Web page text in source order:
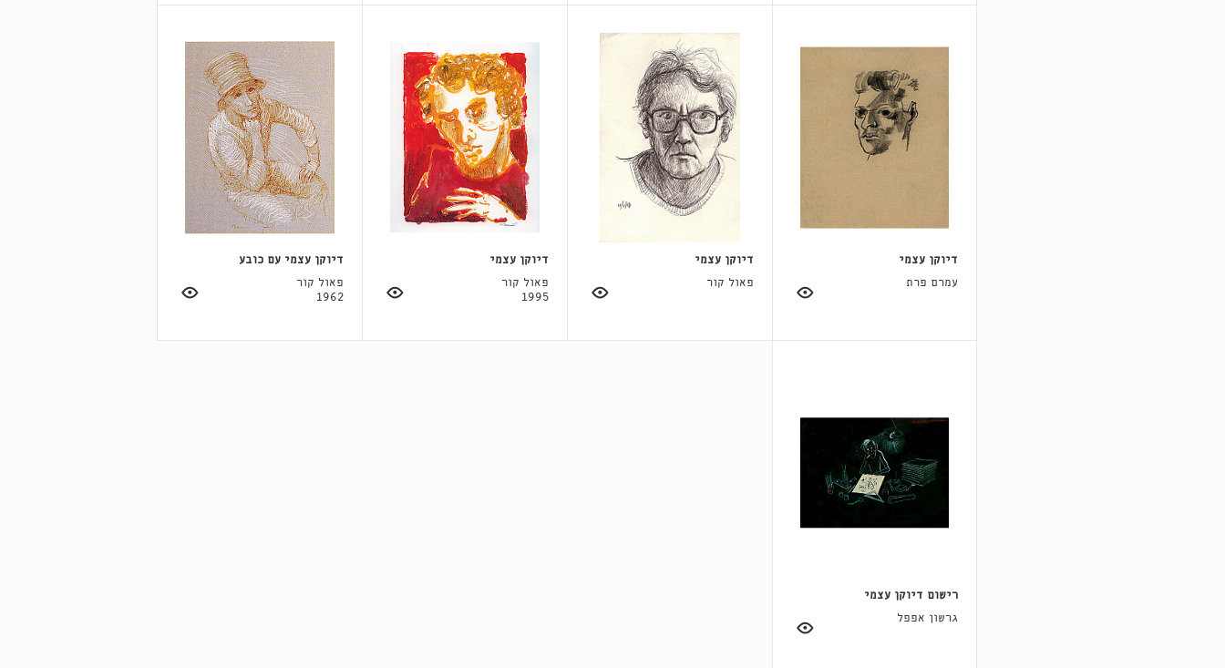
דיוקן עצמי
עמרם פרת
דיוקן עצמי
פאול קור
דיוקן עצמי
פאול קור
1995
דיוקן עצמי עם כובע
פאול קור
1962
רישום דיוקן עצמי
גרשון אפפל